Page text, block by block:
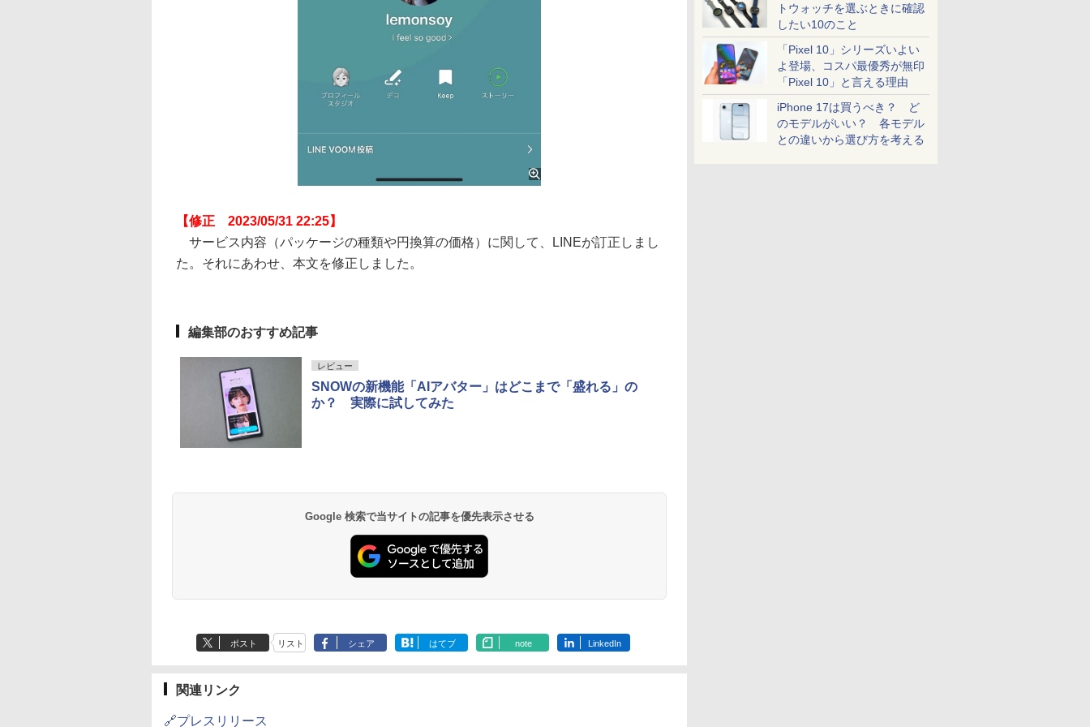
トウォッチを選ぶときに確認
したい10のこと
「Pixel 10」シリーズいよい
よ登場、コスパ最優秀が無印
「Pixel 10」と言える理由
iPhone 17は買うべき？ ど
のモデルがいい？ 各モデル
との違いから選び方を考える
【修正 2023/05/31 22:25】
サービス内容（パッケージの種類や円換算の価格）に関して、LINEが訂正しまし
た。それにあわせ、本文を修正しました。
編集部のおすすめ記事
レビュー
SNOWの新機能「AIアバター」はどこまで「盛れる」の
か？ 実際に試してみた
Google 検索で当サイトの記事を優先表示させる
ポスト リスト シェア はてブ note LinkedIn
関連リンク
🔗プレスリリース